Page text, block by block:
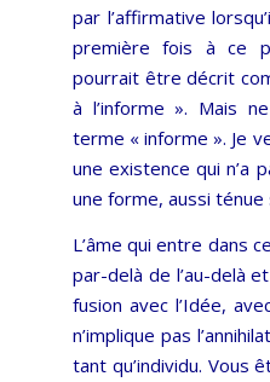
par l’affirmative
première fois à ce
pourrait être décrit
à l’informe ». Mais
terme « informe ». Je
une existence qui n’a
une forme, aussi
L’âme qui entre dans
par-delà de l’au-delà
fusion avec l’Idée,
n’implique pas
tant qu’individu. Vous